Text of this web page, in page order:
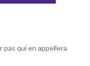
qui en appellera